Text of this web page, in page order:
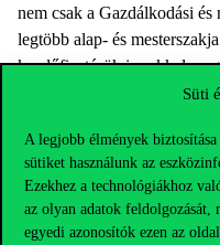
Süti
A legjobb élmények
sütiket használunk az
Ezekhez a technológiákhoz
az olyan adatok feldolgozását,
egyedi azonosítók ezen az
nem csak a Gazdálkodási
legtöbb alap- és
kezdőfizetésük is sokkal
akik Corvinus-diplomával a
hogy egy teljes szakmai
előnyre is szert tehetnek a